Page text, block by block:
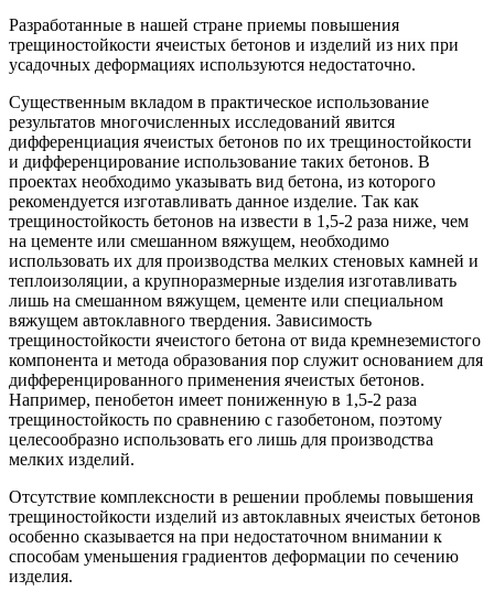
Разработанные в нашей стране приемы повышения
трещиностойкости ячеистых бетонов и изделий из них при
усадочных деформациях используются недостаточно.
Существенным вкладом в практическое использование
результатов многочисленных исследований явится
дифференциация ячеистых бетонов по их трещиностойкости
и дифференцирование использование таких бетонов. В
проектах необходимо указывать вид бетона, из которого
рекомендуется изготавливать данное изделие. Так как
трещиностойкость бетонов на извести в 1,5-2 раза ниже, чем
на цементе или смешанном вяжущем, необходимо
использовать их для производства мелких стеновых камней и
теплоизоляции, а крупноразмерные изделия изготавливать
лишь на смешанном вяжущем, цементе или специальном
вяжущем автоклавного твердения. Зависимость
трещиностойкости ячеистого бетона от вида кремнеземистого
компонента и метода образования пор служит основанием для
дифференцированного применения ячеистых бетонов.
Например, пенобетон имеет пониженную в 1,5-2 раза
трещиностойкость по сравнению с газобетоном, поэтому
целесообразно использовать его лишь для производства
мелких изделий.
Отсутствие комплексности в решении проблемы повышения
трещиностойкости изделий из автоклавных ячеистых бетонов
особенно сказывается на при недостаточном внимании к
способам уменьшения градиентов деформации по сечению
изделия.